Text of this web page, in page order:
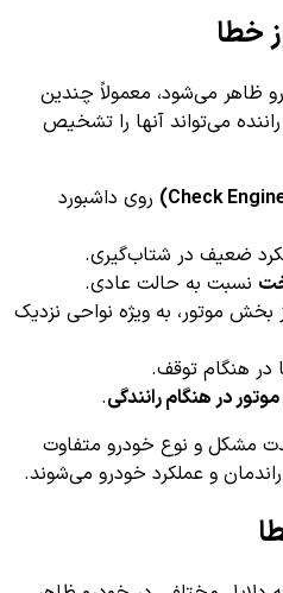
خطا
ظاهر می‌شود، معمولاً چندین
می‌تواند آنها را تشخیص
روی داشبورد
ضعیف در شتاب‌گیری.
نسبت به حالت عادی.
بخش موتور، به ویژه نواحی نزدیک
در هنگام توقف.
در هنگام رانندگی.
مشکل و نوع خودرو متفاوت
و عملکرد خودرو می‌شوند.